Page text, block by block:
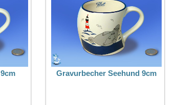
Gravurbecher Seehund 9cm